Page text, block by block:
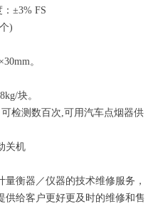
±3% FS
)
。
块。
检测数百次,可用汽车点烟器供
关机
衡器／仪器的技术维修服务，
供给客户更好更及时的维修和售